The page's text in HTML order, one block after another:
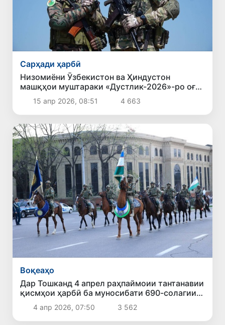
Сарҳади ҳарбӣ
Низомиёни Ӯзбекистон ва Ҳиндустон
машқҳои муштараки «Дустлик-2026»-ро оғоз
карданд
15 апр 2026, 08:51 4 663
Воқеаҳо
Дар Тошканд 4 апрел раҳпаймоии тантанавии
қисмҳои ҳарбӣ ба муносибати 690-солагии
Амир Темур баргузор мешавад
4 апр 2026, 07:50 3 562